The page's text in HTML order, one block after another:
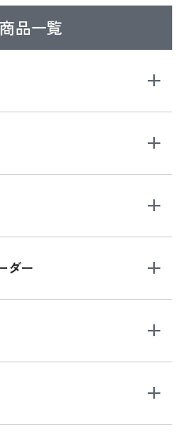
品一覧
ダー
2024
チ の新品買取価格
ズ
取価格
シリーズ
の新品買取価格
シリーズ